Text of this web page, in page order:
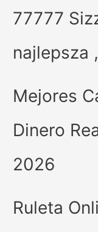
77777
najlepsza
Mejores
Dinero
2026
Ruleta